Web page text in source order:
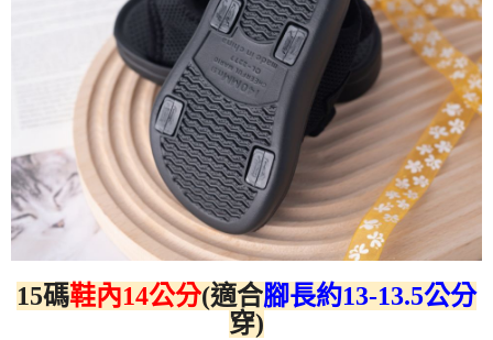
15碼鞋內14公分(適合腳長約13-13.5公分
穿)